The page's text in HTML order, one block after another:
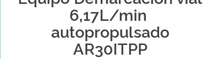
6,17L/min
autopropulsado
AR30ITPP